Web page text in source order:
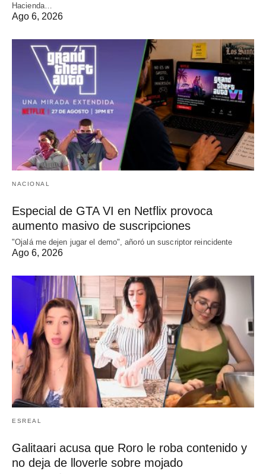
Hacienda…
Ago 6, 2026
NACIONAL
Especial de GTA VI en Netflix provoca
aumento masivo de suscripciones
"Ojalá me dejen jugar el demo", añoró un suscriptor reincidente
Ago 6, 2026
ESREAL
Galitaari acusa que Roro le roba contenido y
no deja de lloverle sobre mojado